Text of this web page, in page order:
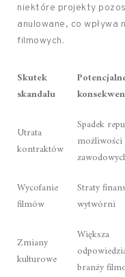
niektóre projekty
anulowane, co wpływa
filmowych.
Skutek
skandalu
Utrata
kontraktów
Spadek
możliwości
Wycofanie
filmów
Straty
wytwórni
Zmiany
kulturowe
Większa
branży